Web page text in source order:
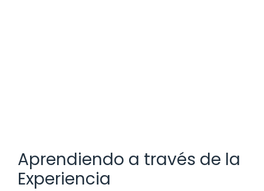
Aprendiendo a través de la
Experiencia